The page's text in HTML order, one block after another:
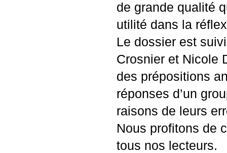
de grande qualité
utilité dans la
Le dossier est
Crosnier et Nicole
des prépositions
réponses d’un
raisons de leurs
Nous profitons de
tous nos lecteurs.